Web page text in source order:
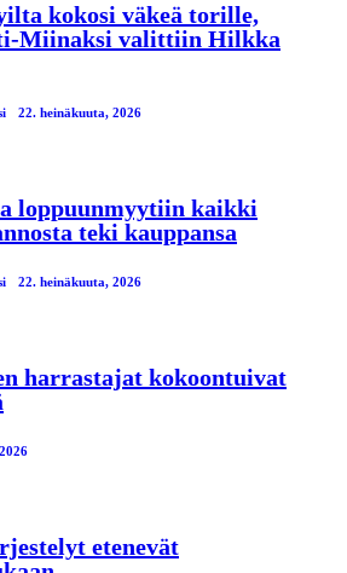
kokosi väkeä torille,
Miinaksi valittiin Hilkka
22. heinäkuuta, 2026
loppuunmyytiin kaikki
teki kauppansa
22. heinäkuuta, 2026
harrastajat kokoontuivat
etenevät